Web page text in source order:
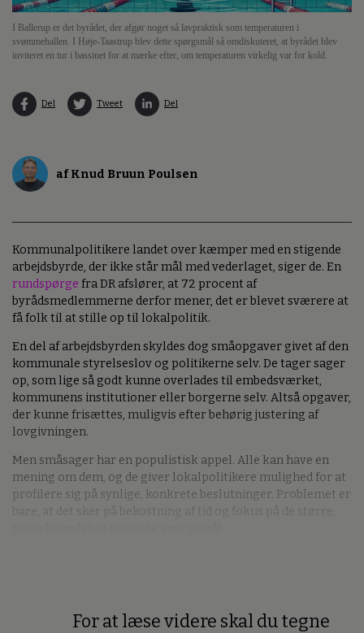
I Ballerup er det byrådet, der afgør noget så lavpraktisk som temperaturen i
svømmehallen. I Høje-Taastrup blev dette spørgsmål så omdiskuteret, at byrådet blev
inviteret en tur i bassinet for at mærke efter, om temperaturen virkelig var for kold.
Del Tweet Del
af Knud Bruun Poulsen
Kommunalpolitikere landet over kæmper med en stigende
arbejdsbyrde, der ikke står mål med vederlaget, siger de. En
rundspørge fra DR afslører, at 72 procent af
byrådsmedlemmerne derfor mener, det er blevet sværere at
få folk til at stille op til lokalpolitik.
En del af arbejdsbyrden skyldes dog småopgaver givet af den
kommunale styrelseslov og politikerne selv. De tager sager
op, som lige så godt kunne overlades til embedsværket,
kommunens institutioner eller borgerne selv. Altså opgaver,
der kunne frisættes, muligvis efter behørig justering af
lovgivningen.
Men småsager har en populistisk appel. Alle kan have en
mening om dem, og de giver lokalpolitikere mulighed for at
profilere sig på synlige, konkrete beslutninger. Problemet er
bare, at det sker på bekostning af tid og fokus på de større,
For at læse videre skal du tegne